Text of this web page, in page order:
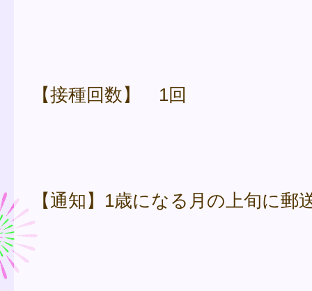
【接種回数】 1回
【通知】1歳になる月の上旬に郵